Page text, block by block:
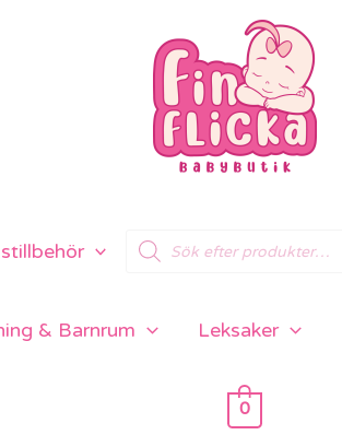
Products
search
& Barnrum Leksaker
0